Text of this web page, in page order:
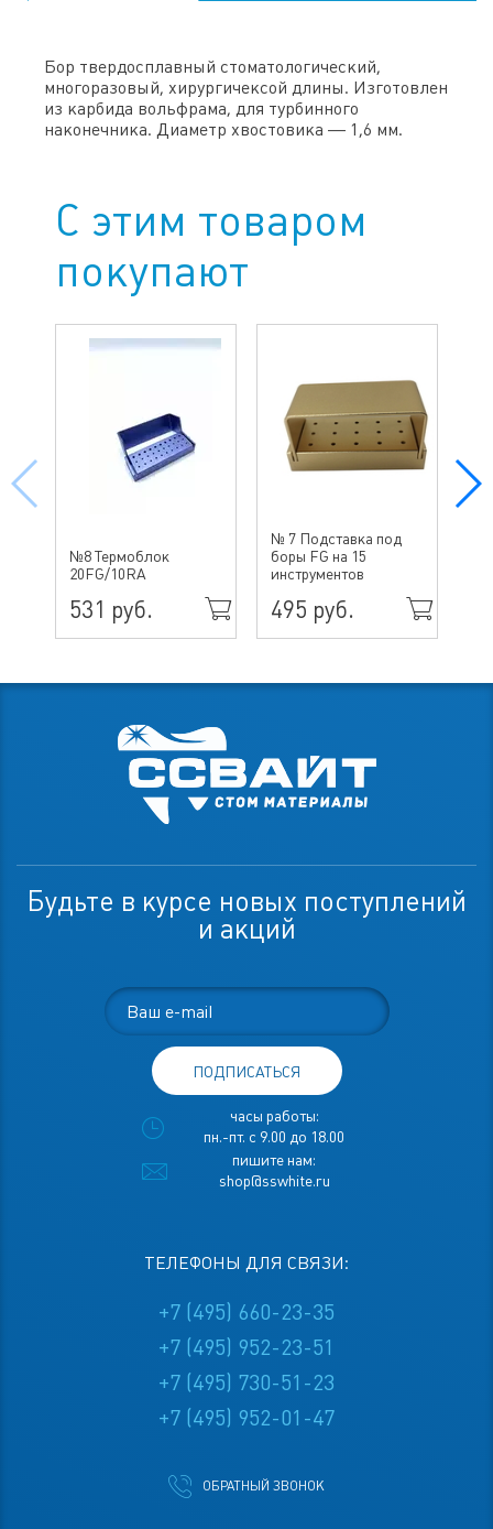
Бор твердосплавный стоматологический,
многоразовый, хирургичексой длины. Изготовлен
из карбида вольфрама, для турбинного
наконечника. Диаметр хвостовика — 1,6 мм.
С этим товаром
покупают
№8 Термоблок
20FG/10RA
531 руб.
№ 7 Подставка под
боры FG на 15
инструментов
495 руб.
Будьте в курсе новых поступлений
и акций
ПОДПИСАТЬСЯ
часы работы:
пн.-пт. с 9.00 до 18.00
пишите нам:
shop@sswhite.ru
ТЕЛЕФОНЫ ДЛЯ СВЯЗИ:
+7 (495) 660-23-35
+7 (495) 952-23-51
+7 (495) 730-51-23
+7 (495) 952-01-47
ОБРАТНЫЙ ЗВОНОК